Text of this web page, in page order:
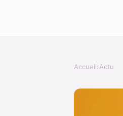
Accueil›Actu